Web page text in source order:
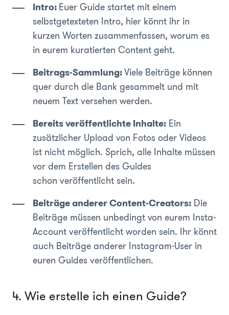
Intro:Euer Guide startet mit einem
selbstgetexteten Intro, hier könnt ihr in
kurzen Worten zusammenfassen, worum es
in eurem kuratierten Content geht.
Beitrags-Sammlung:Viele Beiträge können
quer durch die Bank gesammelt und mit
neuem Text versehen werden.
Bereits veröffentlichte Inhalte: Ein
zusätzlicher Upload von Fotos oder Videos
ist nicht möglich. Sprich, alle Inhalte müssen
vor dem Erstellen des Guides
schon veröffentlicht sein.
Beiträge anderer Content-Creators: Die
Beiträge müssen unbedingt von eurem Insta-
Account veröffentlicht worden sein. Ihr könnt
auch Beiträge anderer Instagram-User in
euren Guides veröffentlichen.
4. Wie erstelle ich einen Guide?